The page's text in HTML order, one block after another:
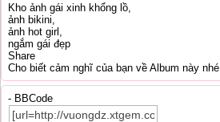
Kho ảnh gái xinh khổng lồ,
ảnh bikini,
ảnh hot girl,
ngắm gái đẹp
Share
Cho biết cảm nghĩ của bạn về Album này nhé
- BBCode